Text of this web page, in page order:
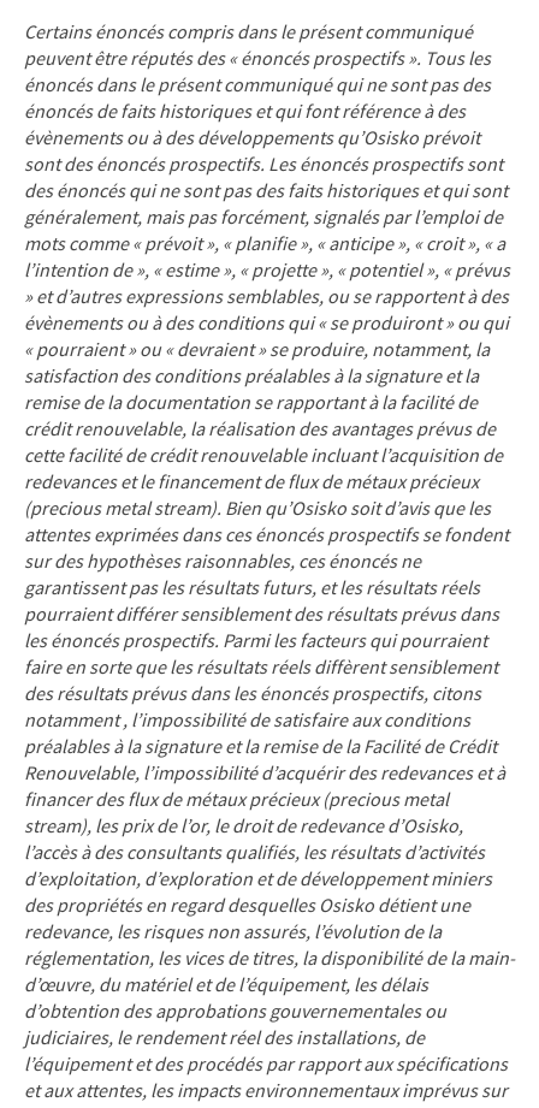
Certains énoncés compris dans le présent communiqué
peuvent être réputés des « énoncés prospectifs ». Tous les
énoncés dans le présent communiqué qui ne sont pas des
énoncés de faits historiques et qui font référence à des
évènements ou à des développements qu’Osisko prévoit
sont des énoncés prospectifs. Les énoncés prospectifs sont
des énoncés qui ne sont pas des faits historiques et qui sont
généralement, mais pas forcément, signalés par l’emploi de
mots comme « prévoit », « planifie », « anticipe », « croit », « a
l’intention de », « estime », « projette », « potentiel », « prévus
» et d’autres expressions semblables, ou se rapportent à des
évènements ou à des conditions qui « se produiront » ou qui
« pourraient » ou « devraient » se produire, notamment, la
satisfaction des conditions préalables à la signature et la
remise de la documentation se rapportant à la facilité de
crédit renouvelable, la réalisation des avantages prévus de
cette facilité de crédit renouvelable incluant l’acquisition de
redevances et le financement de flux de métaux précieux
(precious metal stream). Bien qu’Osisko soit d’avis que les
attentes exprimées dans ces énoncés prospectifs se fondent
sur des hypothèses raisonnables, ces énoncés ne
garantissent pas les résultats futurs, et les résultats réels
pourraient différer sensiblement des résultats prévus dans
les énoncés prospectifs. Parmi les facteurs qui pourraient
faire en sorte que les résultats réels diffèrent sensiblement
des résultats prévus dans les énoncés prospectifs, citons
notamment , l’impossibilité de satisfaire aux conditions
préalables à la signature et la remise de la Facilité de Crédit
Renouvelable, l’impossibilité d’acquérir des redevances et à
financer des flux de métaux précieux (precious metal
stream), les prix de l’or, le droit de redevance d’Osisko,
l’accès à des consultants qualifiés, les résultats d’activités
d’exploitation, d’exploration et de développement miniers
des propriétés en regard desquelles Osisko détient une
redevance, les risques non assurés, l’évolution de la
réglementation, les vices de titres, la disponibilité de la main-
d’œuvre, du matériel et de l’équipement, les délais
d’obtention des approbations gouvernementales ou
judiciaires, le rendement réel des installations, de
l’équipement et des procédés par rapport aux spécifications
et aux attentes, les impacts environnementaux imprévus sur